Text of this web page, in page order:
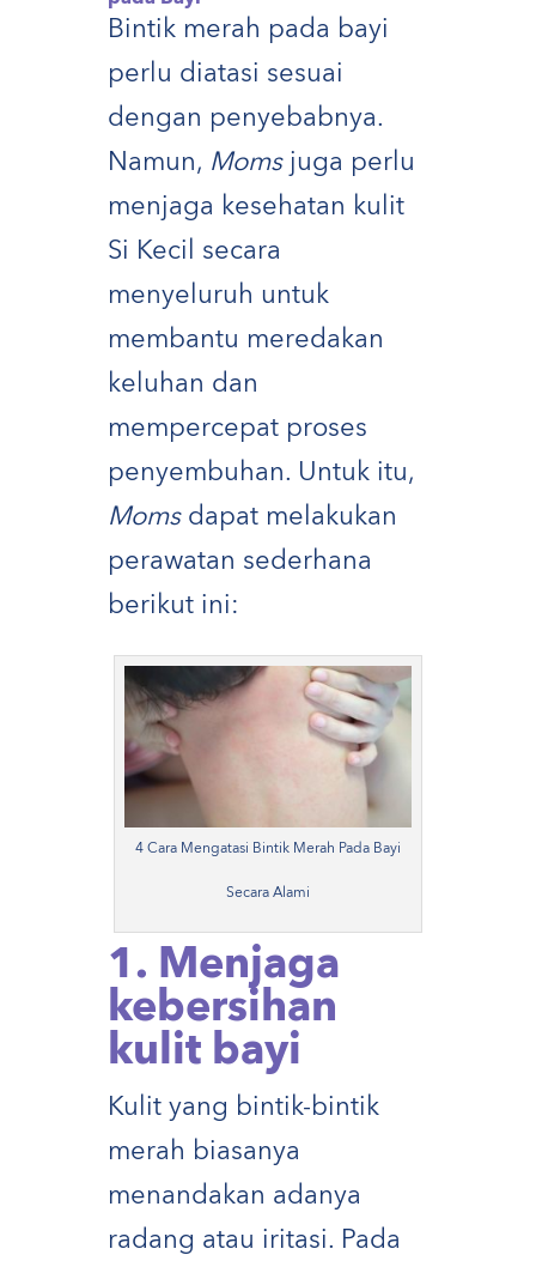
Bintik merah pada bayi
perlu diatasi sesuai
dengan penyebabnya.
Namun, Moms juga perlu
menjaga kesehatan kulit
Si Kecil secara
menyeluruh untuk
membantu meredakan
keluhan dan
mempercepat proses
penyembuhan. Untuk itu,
Moms dapat melakukan
perawatan sederhana
berikut ini:
4 Cara Mengatasi Bintik Merah Pada Bayi
Secara Alami
1. Menjaga
kebersihan
kulit bayi
Kulit yang bintik-bintik
merah biasanya
menandakan adanya
radang atau iritasi. Pada